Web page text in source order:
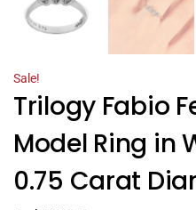
Sale!
Trilogy Fabio
Model Ring in
0.75 Carat